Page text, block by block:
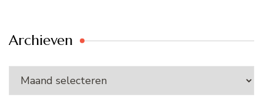
Archieven
Archieven